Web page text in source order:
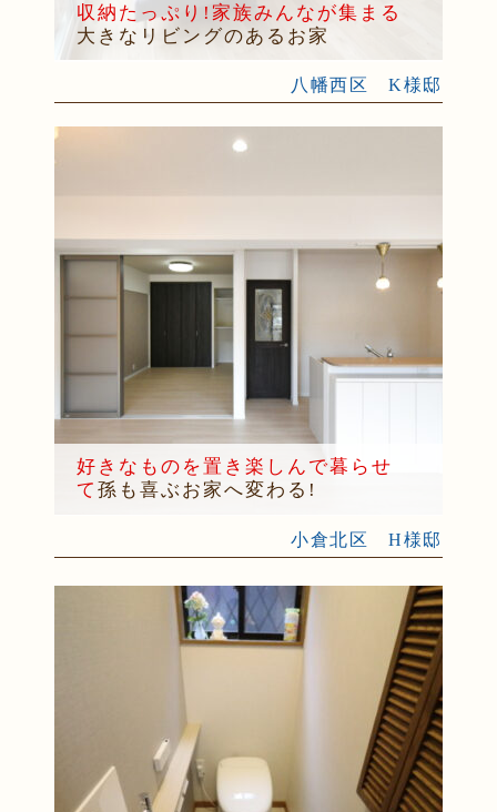
収納たっぷり!家族みんなが集まる
大きなリビングのあるお家
八幡西区 K様邸
好きなものを置き楽しんで暮らせ
て 孫も喜ぶお家へ変わる!
小倉北区 H様邸